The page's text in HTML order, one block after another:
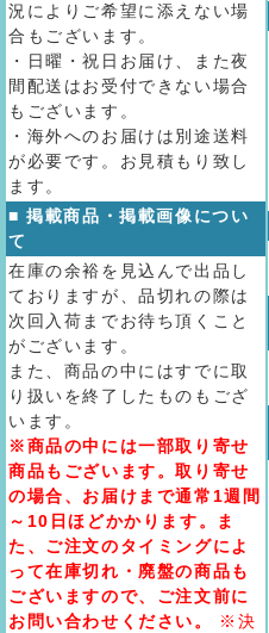
況によりご希望に添えない場
合もございます。
・日曜・祝日お届け、また夜
間配送はお受付できない場合
もございます。
・海外へのお届けは別途送料
が必要です。お見積もり致し
ます。
■ 掲載商品・掲載画像につい
て
在庫の余裕を見込んで出品し
ておりますが、品切れの際は
次回入荷までお待ち頂くこと
がございます。
また、商品の中にはすでに取
り扱いを終了したものもござ
います。
※商品の中には一部取り寄せ
商品もございます。取り寄せ
の場合、お届けまで通常1週間
～10日ほどかかります。ま
た、ご注文のタイミングによ
って在庫切れ・廃盤の商品も
ございますので、ご注文前に
お問い合わせください。
※決